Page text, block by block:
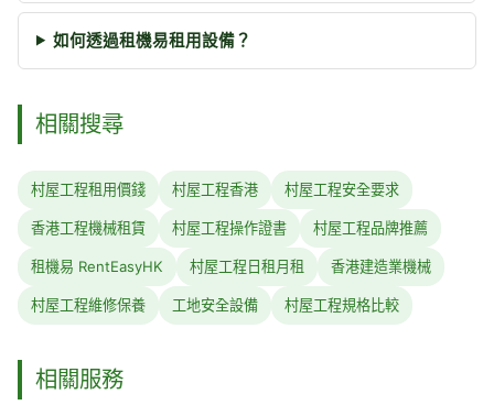
如何透過租機易租用設備？
相關搜尋
村屋工程租用價錢 村屋工程香港 村屋工程安全要求
香港工程機械租賃 村屋工程操作證書 村屋工程品牌推薦
租機易 RentEasyHK 村屋工程日租月租 香港建造業機械
村屋工程維修保養 工地安全設備 村屋工程規格比較
相關服務